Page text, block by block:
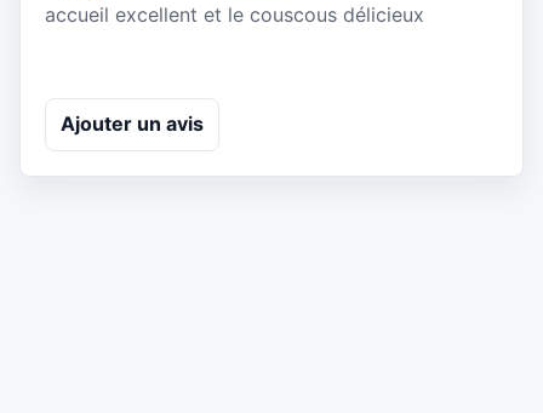
accueil excellent et le couscous délicieux
Ajouter un avis